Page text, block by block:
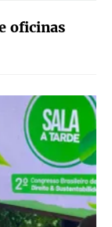
oficinas